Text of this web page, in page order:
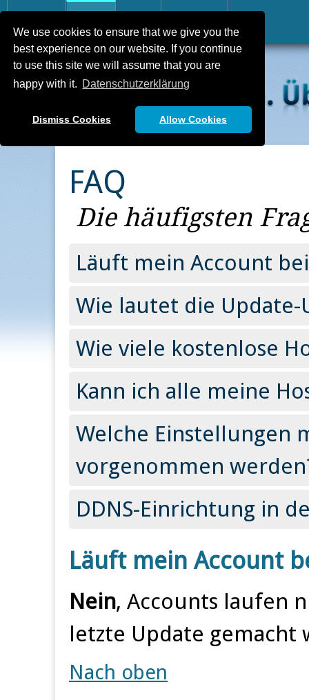
We use cookies to ensure that we give you the
best experience on our website. If you continue
to use this site we will assume that you are
happy with it. Datenschutzerklärung
Dismiss Cookies Allow Cookies
Home FAQ API Kontakt
FAQ
Die häufigsten
Läuft mein Account
Wie lautet die Update-
Wie viele kostenlose
Kann ich alle meine
Welche Einstellungen
vorgenommen
DDNS-Einrichtung in
Läuft mein Account
Nein, Accounts laufen
letzte Update gemacht
Nach oben